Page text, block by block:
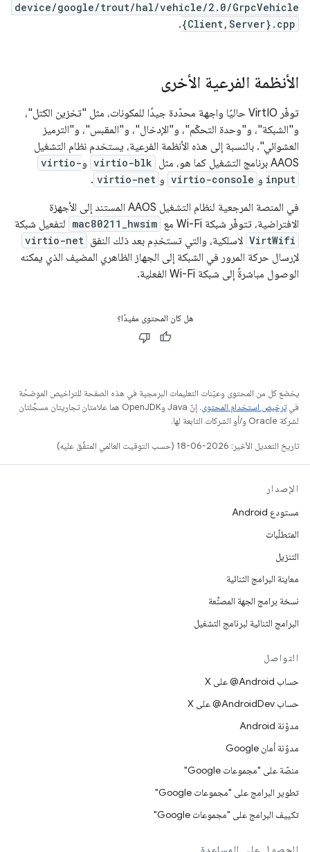
device/google/trout/hal/vehicle/2.0/GrpcVehicle
{Client,Server}.cpp
.
الأنظمة الفرعية الأخرى
توفّر VirtIO حاليًا واجهة محدّدة جيدًا للمكونات، مثل "تخزين الكتل"،
و"الشبكة"، و"وحدة التحكّم"، و"الإدخال"، و"المقبس"، و"الترميز
العشوائي". بالنسبة إلى هذه الأنظمة الفرعية، يستخدم نظام التشغيل
AAOS برنامج التشغيل كما هو، مثل
virtio-blk وvirtio-
input و virtio-console و virtio-net
.
في المنصة المرجعية لنظام التشغيل AAOS المستند إلى الأجهزة
الافتراضية، تتوفّر شبكة Wi-Fi مع
mac80211_hwsim لتفعيل شبكة
VirtWifi لاسلكية، والتي تستخدِم بعد ذلك النفق virtio-net
لإرسال حركة المرور في الشبكة إلى الجهاز الظاهري المضيف الذي يمكنه
الوصول مباشرةً إلى شبكة Wi-Fi الفعلية.
هل كان المحتوى مفيدًا؟
يخضع كل من المحتوى وعيّنات التعليمات البرمجية في هذه الصفحة للتراخيص الموضحّة
فيترخيص استخدام المحتوى
. إنّ Java وOpenJDK هما علامتان تجاريتان مسجَّلتان
لشركة Oracle و/أو الشركات التابعة لها.
تاريخ التعديل الأخير: 2026-06-18 (حسب التوقيت العالمي المتفَّق عليه)
الإصدار
مستودع Android
المتطلّبات
التنزيل
معاينة البرامج الثنائية
نسخة برامج الجهة المصنِّعة
البرامج الثنائية لبرنامج التشغيل
التواصل
حساب ‎@Android على X
حساب ‎@AndroidDev على X
مدوّنة Android
مدوّنة أمان Google
منصّة على "مجموعات Google"
تطوير البرامج على "مجموعات Google"
تكييف البرامج على "مجموعات Google"
الحصول على المساعدة